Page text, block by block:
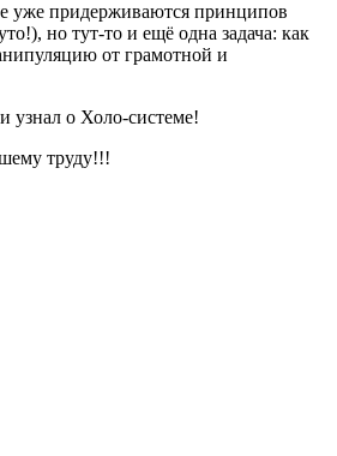
уже придерживаются принципов
но тут-то и ещё одна задача: как
от грамотной и
узнал о Холо-системе!
труду!!!